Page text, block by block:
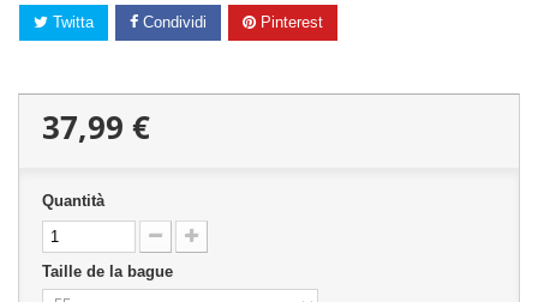
Twitta Condividi Pinterest
37,99 €
Quantità
Taille de la bague